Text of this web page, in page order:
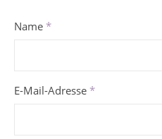
Name *
E-Mail-Adresse *